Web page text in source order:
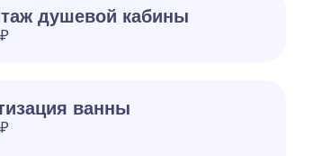
душевой кабины
ванны